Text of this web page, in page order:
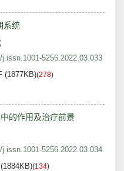
系统
j.issn.1001-5256.2022.03.033
(1877KB)(278)
的作用及治疗前景
j.issn.1001-5256.2022.03.034
(134)